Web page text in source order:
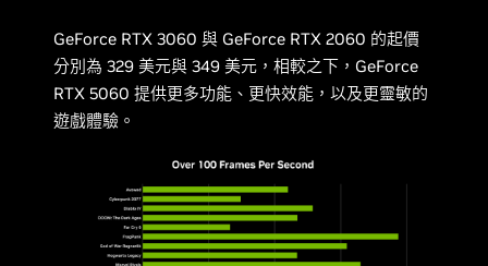
GeForce RTX 3060 與 GeForce RTX 2060 的起價
分別為 329 美元與 349 美元，相較之下，GeForce
RTX 5060 提供更多功能、更快效能，以及更靈敏的
遊戲體驗。